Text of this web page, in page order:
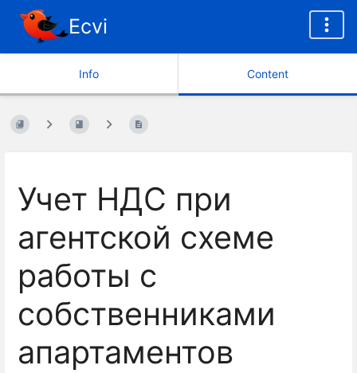
Ecvi
Info Content
Учет НДС при
агентской схеме
работы с
собственниками
апартаментов